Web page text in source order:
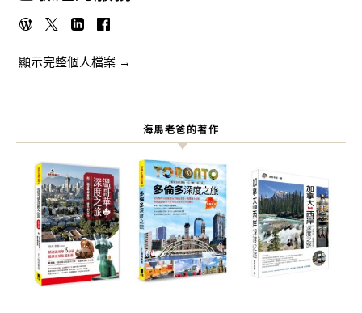
顯示完整個人檔案 →
海馬老爸的著作